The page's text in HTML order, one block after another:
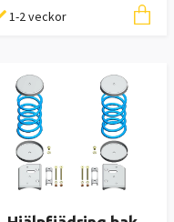
1-2 veckor